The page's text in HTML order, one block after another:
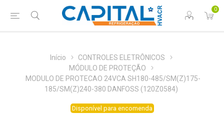
0
Início
CONTROLES ELETRÔNICOS
MÓDULO DE PROTEÇÃO
MODULO DE PROTECAO 24VCA SH180-485/SM(Z)175-
185/SM(Z)240-380 DANFOSS (120Z0584)
Disponível para encomenda